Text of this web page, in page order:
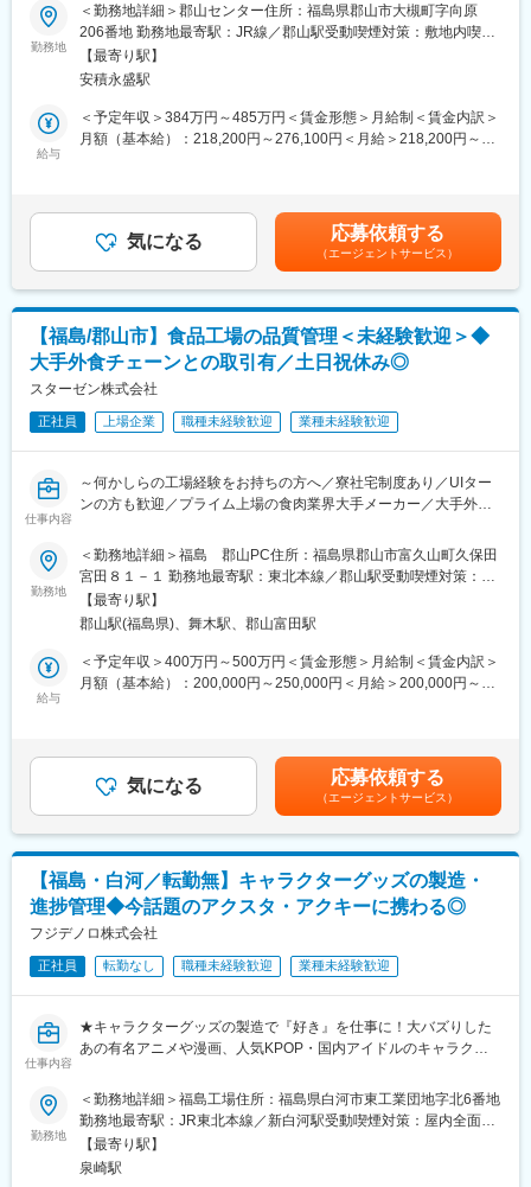
変更の範囲：本文参照
※未経験やフォークリフト免許が持っていない方の入社実績も多数
あります！
■働き方：
・残業時間：約25時間/月（残業代は全額支給）
・年間休日：124日（基本的に週休二日制・月8～13日休み）
に調整の上決定しています。月3日程度はほぼ希望休通りになって
おり、連休取得もできます。
・有給取得日数（全社）：12.4日
■働く環境：
・マイカー通勤可（ほとんどの社員がマイカー通勤もしくは自転
車通勤をしています）
・仕出し弁当あり
・更衣室やロッカー、休憩室あり
■職務内容：
輸入したバナナやアボカドなど青果物の入出庫作業をお任せしま
す。
フォークリフトでの業務がメインとなります。
＜具体的な業務内容＞
・輸入したバナナなど青果物を、追熟させる（食べごろにする）
・タブレット端末を使った入荷・出荷時の検品、出荷後の在庫照
合作業
・納品に必要な帳票作成（パソコンでの入力業務）
■入社後の流れ＜独り立ちまでしっかりフォロー＞：
・入社後1か月間：出荷前検品作業をしながら、OJTで「商品名・
規格（サイズ・重量・等級・入り数などのルール）」を覚えてい
・同時並行で、フォークリフト免許を取得いただきます。
・免許取得後、入出庫作業を担当いただきます。
※免許取得後3か月後をめどに独り立ち、半年後には出庫担当とし
※未経験やフォークリフト免許が持っていない方の入社実績も多数
あります！
■働き方：
・残業時間：約25時間/月（残業代は全額支給）
・年間休日：124日（基本的に週休二日制・月8～13日休み）
に調整の上決定しています。月3日程度はほぼ希望休通りになって
おり、連休取得もできます。
・有給取得日数（全社）：12.4日
■働く環境：
・マイカー通勤可（ほとんどの社員がマイカーもしくは自転車等
で通勤しています）
・仕出し弁当あり
・更衣室やロッカー、休憩室あり
勤務地
＜勤務地詳細＞郡山センター住所：福島県郡山市大槻町字向原
206番地 勤務地最寄駅：JR線／郡山駅受動喫煙対策：敷地内喫煙
可能場所あり変更の範囲：会社の定める事業所
【最寄り駅】
安積永盛駅
給与
＜予定年収＞384万円～485万円＜賃金形態＞月給制＜賃金内訳＞
月額（基本給）：218,200円～276,100円＜月給＞218,200円～
月） ※7月～3月入社者は対象外■賞与：年2回（7月、
12月） ※入社月によって按分支給賃金はあくまでも目安の
金額であり、選考を通じて上下する可能性があります。月給(月額)
は固定手当を含めた表記です。
気になる 応募依頼する
（エージェントサービス）
【福島/郡山市】食品工場の品質管理＜未経験歓迎＞◆
大手外食チェーンとの取引有／土日祝休み◎
スターゼン株式会社
正社員 上場企業 職種未経験歓迎 業種未経験歓迎
仕事内容
～何かしらの工場経験をお持ちの方へ／寮社宅制度あり／UIター
ンの方も歓迎／プライム上場の食肉業界大手メーカー／大手外食
際認証規格)の認証取得を推進／年休121日
■業務内容：
当社の事業は生産事業・食肉調達（国内、海外）、食肉加工品製
造、食肉原料の販売と多岐に亘るなかで、郡山PCでは主に食肉の
加工（生肉、串もの、衣付け等）を行っています。
納品先はスーパー、焼肉チェーン、コンビニエンスストアと多岐
にわたります。
・工場内の衛生管理
・製造前の点検
・商品設計
「品質」を確保するための国際認証規格）
・新商品製造ラインの設計
※現場での仕事は1日2回2～3時間くらいです
■配属組織：
郡山PCの従業員数：約80名
※将来的には複数の製造拠点を経験していただき専門性を磨きなが
らキャリアップが目指すことができます。
■スターセングループについて：
・同社は堅調に推移する食肉業界において食肉卸を柱に業界第4位
の売上高を誇っています。高い自己資本比率と潤沢なキャッシュ
フローで堅実で安定した経営基盤を後ろ盾に積極的な事業投資で
勤務地
＜勤務地詳細＞福島 郡山PC住所：福島県郡山市富久山町久保田
宮田８１－１ 勤務地最寄駅：東北本線／郡山駅受動喫煙対策：敷
地内喫煙可能場所あり変更の範囲：会社の定める事業所
【最寄り駅】
郡山駅(福島県)、舞木駅、郡山富田駅
給与
＜予定年収＞400万円～500万円＜賃金形態＞月給制＜賃金内訳＞
月額（基本給）：200,000円～250,000円＜月給＞200,000円～
する可能性があります。月給(月額)は固定手当を含めた表記です。
気になる 応募依頼する
（エージェントサービス）
【福島・白河／転勤無】キャラクターグッズの製造・
進捗管理◆今話題のアクスタ・アクキーに携わる◎
フジデノロ株式会社
正社員 転勤なし 職種未経験歓迎 業種未経験歓迎
仕事内容
★キャラクターグッズの製造で『好き』を仕事に！大バズりした
あの有名アニメや漫画、人気KPOP・国内アイドルのキャラクタ
将来性も抜群◎
★「社員の人柄が良い」という口コミ多数！働きやすい環境でキ
ャリアアップを叶える◎
■業務内容：
勤務地
＜勤務地詳細＞福島工場住所：福島県白河市東工業団地字北6番地
勤務地最寄駅：JR東北本線／新白河駅受動喫煙対策：屋内全面禁
煙変更の範囲：会社の定める事業所
【最寄り駅】
泉崎駅